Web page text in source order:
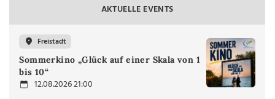
AKTUELLE EVENTS
Freistadt
Sommerkino „Glück auf einer Skala von 1
bis 10“
12.08.2026 21:00